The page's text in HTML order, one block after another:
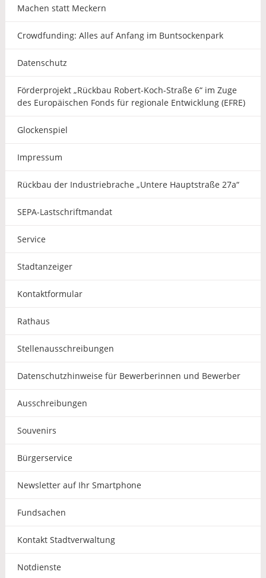
Machen statt Meckern
Crowdfunding: Alles auf Anfang im Buntsockenpark
Datenschutz
Förderprojekt „Rückbau Robert-Koch-Straße 6“ im Zuge
des Europäischen Fonds für regionale Entwicklung (EFRE)
Glockenspiel
Impressum
Rückbau der Industriebrache „Untere Hauptstraße 27a“
SEPA-Lastschriftmandat
Service
Stadtanzeiger
Kontaktformular
Rathaus
Stellenausschreibungen
Datenschutzhinweise für Bewerberinnen und Bewerber
Ausschreibungen
Souvenirs
Bürgerservice
Newsletter auf Ihr Smartphone
Fundsachen
Kontakt Stadtverwaltung
Notdienste